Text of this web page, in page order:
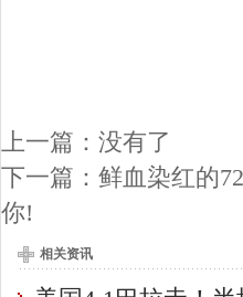
上一篇：没有了
下一篇： 鲜血染红的
你!
相关资讯